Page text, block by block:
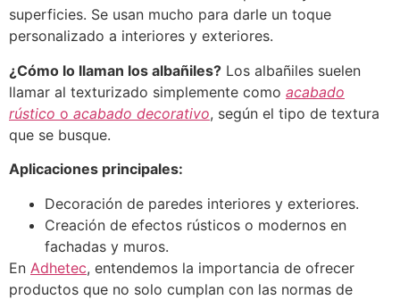
superficies. Se usan mucho para darle un toque
personalizado a interiores y exteriores.
¿Cómo lo llaman los albañiles? Los albañiles suelen
llamar al texturizado simplemente como acabado
rústico o acabado decorativo, según el tipo de textura
que se busque.
Aplicaciones principales:
Decoración de paredes interiores y exteriores.
Creación de efectos rústicos o modernos en
fachadas y muros.
En Adhetec, entendemos la importancia de ofrecer
productos que no solo cumplan con las normas de